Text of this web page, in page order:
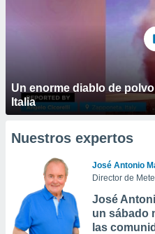
Un enorme diablo de
Italia
Nuestros expertos
José Antonio
Director de
José
un sábado
las